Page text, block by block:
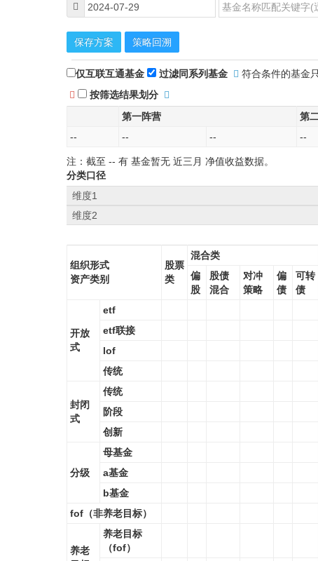
保存方案 策略回溯
仅互联互通基金 过滤同系列基金 符合条件的基金只
按筛选结果划分
第一阵营 第
--
-- -- --
注：截至 -- 有 基金暂无 近三月 净值收益数据。
分类口径
维度1
维度2
组织形式
资产类别
股票
类
混合类
偏
股
股债
混合
对冲
策略
偏
债
可转
债
开放
式
etf
etf联接
lof
传统
封闭
式
传统
阶段
创新
分级
母基金
a基金
b基金
fof（非养老目标）
养老
养老目标
（fof）